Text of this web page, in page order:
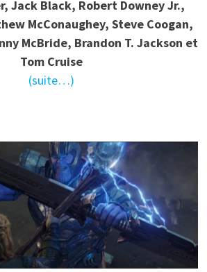
Jack Black, Robert Downey Jr.,
McConaughey, Steve Coogan,
McBride, Brandon T. Jackson et
Tom Cruise
(suite…)